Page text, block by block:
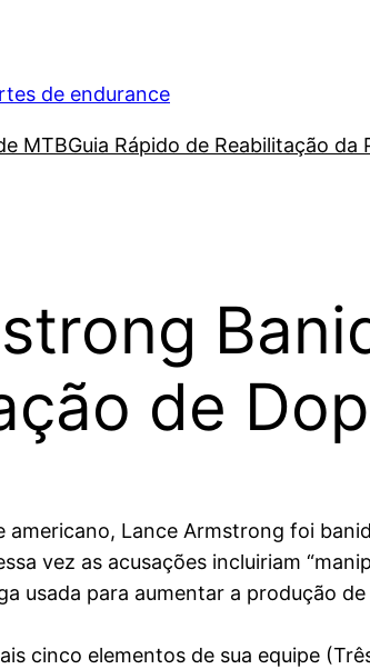
de endurance
MTBGuia Rápido de Reabilitação da
de
Lance Armstrong foi
vez as acusações incluiriam
usada para aumentar a produção
cinco elementos de sua equipe